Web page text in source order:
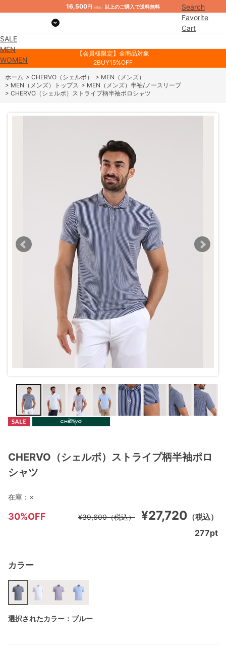
16,500円 （税込） 以上のご購入で送料無料
Search
Favorite
Cart
SALE
MEN
WOMEN
【会員様限定】全商品対象
2BUY15%OFF
ホーム > CHERVO（シェルボ） > MEN（メンズ）
> MEN（メンズ）トップス > MEN（メンズ）半袖/ノースリーブ
> CHERVO（シェルボ）ストライプ柄半袖ポロシャツ
CHERVO（シェルボ）ストライプ柄半袖ポロ
シャツ
30%OFF ¥27,720 （税込）
¥39,600（税込）
カラー
選択されたカラー：ブルー
在庫： ×
277pt